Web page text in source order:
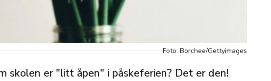
Foto: Borchee/Gettyimages
skolen er "litt åpen" i påskeferien? Det er den!